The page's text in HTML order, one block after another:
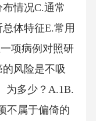
情况C.通常
体特征E.常用
项病例对照研
风险是不吸
为多少？A.1B.
不属于偏倚的